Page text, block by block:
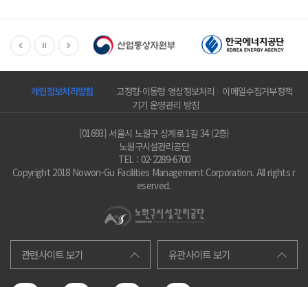
개인정보처리방침
고정형·이동형 영상정보처리
기기 운영관리 방침
이메일수집거부정책
[01693] 서울시 노원구 상계로 1길 34 (2층)
노원구시설관리공단
TEL : 02-2289-6700
Copyright 2018 Nowon-Gu Facilities Management Corporation. All rights r
eserved.
관련사이트 보기 유관사이트 보기